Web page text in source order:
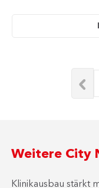
Weitere City
Klinikausbau stärkt